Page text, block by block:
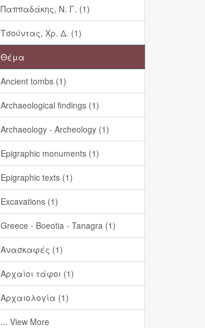
Παππαδάκης, Ν. Γ. (1)
Τσούντας, Χρ. Δ. (1)
Θέμα
Ancient tombs (1)
Archaeological findings (1)
Archaeology - Archeology (1)
Epigraphic monuments (1)
Epigraphic texts (1)
Excavations (1)
Greece - Boeotia - Tanagra (1)
Ανασκαφές (1)
Αρχαίοι τάφοι (1)
Αρχαιολογία (1)
... View More